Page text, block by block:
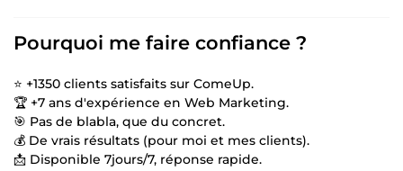
Pourquoi me faire confiance ?
⭐ +1350 clients satisfaits sur ComeUp.
🏆 +7 ans d'expérience en Web Marketing.
🎯 Pas de blabla, que du concret.
💰 De vrais résultats (pour moi et mes clients).
📩 Disponible 7jours/7, réponse rapide.